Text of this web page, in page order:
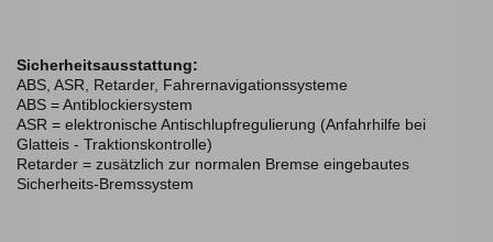
Sicherheitsausstattung:
ABS, ASR, Retarder, Fahrernavigationssysteme
ABS = Antiblockiersystem
ASR = elektronische Antischlupfregulierung (Anfahrhilfe bei
Glatteis - Traktionskontrolle)
Retarder = zusätzlich zur normalen Bremse eingebautes
Sicherheits-Bremssystem